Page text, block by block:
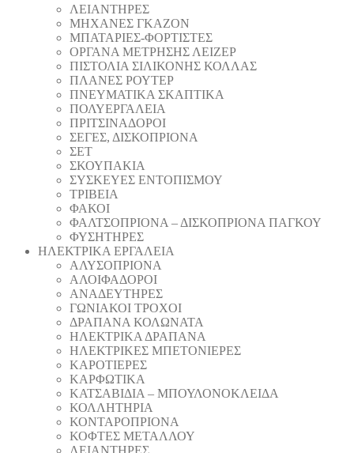
ΛΕΙΑΝΤΗΡEΣ
ΜΗΧΑΝΕΣ ΓΚΑΖΟΝ
ΜΠΑΤΑΡΙΕΣ-ΦΟΡΤΙΣΤΕΣ
ΟΡΓΑΝΑ ΜΕΤΡΗΣΗΣ ΛΕΙΖΕΡ
ΠΙΣΤΟΛΙA ΣΙΛΙΚΟΝΗΣ ΚΟΛΛΑΣ
ΠΛΑΝΕΣ ΡΟΥΤΕΡ
ΠΝΕΥΜΑΤΙΚΑ ΣΚΑΠΤΙΚΑ
ΠΟΛΥΕΡΓΑΛΕΙΑ
ΠΡΙΤΣΙΝΑΔΟΡΟΙ
ΣΕΓΕΣ, ΔΙΣΚΟΠΡΙΟΝΑ
ΣΕΤ
ΣΚΟΥΠΑΚΙΑ
ΣΥΣΚΕΥΕΣ ΕΝΤΟΠΙΣΜΟΥ
ΤΡΙΒΕΙΑ
ΦΑΚΟΙ
ΦΑΛΤΣΟΠΡΙΟΝΑ – ΔΙΣΚΟΠΡΙΟΝΑ ΠΑΓΚΟΥ
ΦΥΣΗΤΗΡΕΣ
ΗΛΕΚΤΡΙΚΑ ΕΡΓΑΛΕΙΑ
AΛΥΣΟΠΡΙΟΝΑ
ΑΛΟΙΦΑΔOΡΟI
ΑΝΑΔΕΥΤΗΡΕΣ
ΓΩΝΙΑΚΟΙ ΤΡΟΧΟΙ
ΔΡΑΠΑΝΑ ΚΟΛΩΝΑΤΑ
ΗΛΕΚΤΡΙΚΑ ΔΡΑΠΑΝΑ
ΗΛΕΚΤΡΙΚΕΣ ΜΠΕΤΟΝΙΕΡΕΣ
ΚΑΡΟΤΙΕΡΕΣ
ΚΑΡΦΩΤΙΚΑ
ΚΑΤΣΑΒΙΔΙΑ – ΜΠΟΥΛΟΝΟΚΛΕΙΔΑ
ΚΟΛΛΗΤΗΡΙΑ
ΚΟΝΤΑΡΟΠΡΙΟΝΑ
ΚΟΦΤΕΣ ΜΕΤΑΛΛΟΥ